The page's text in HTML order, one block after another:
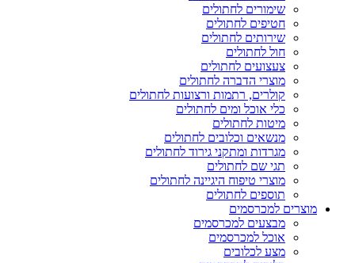
שימורים לחתולים
חטיפים לחתולים
שירותים לחתולים
חול לחתולים
צעצועים לחתולים
מוצרי הדברה לחתולים
קולרים, רתמות ורצועות לחתולים
כלי אוכל ומים לחתולים
מיטות לחתולים
מנשאים וכלובים לחתולים
מגרדות ומתקני גירוד לחתולים
תגי שם לחתולים
מוצרי טיפוח היגיינה לחתולים
תוספים לחתולים
מוצרים למכרסמים
מבצעים למכרסמים
אוכל למכרסמים
מצע לכלובים